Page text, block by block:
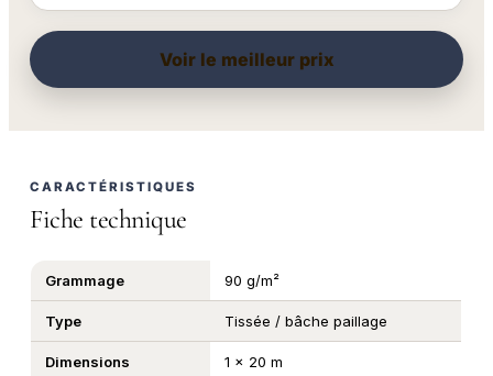
Voir le meilleur prix
CARACTÉRISTIQUES
Fiche technique
Grammage 90 g/m²
Type Tissée / bâche paillage
Dimensions 1 x 20 m